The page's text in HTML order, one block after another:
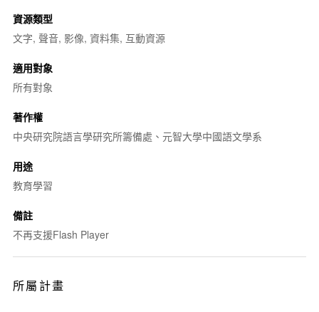
資源類型
文字, 聲音, 影像, 資料集, 互動資源
適用對象
所有對象
著作權
中央研究院語言學研究所籌備處、元智大學中國語文學系
用途
教育學習
備註
不再支援Flash Player
所屬計畫